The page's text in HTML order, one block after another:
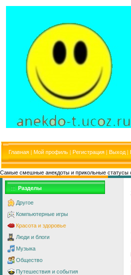
Главная | Мой профиль | Регистрация | Выход |
Самые смешные анекдоты и прикольные статусы
Разделы
Другое
Компьютерные игры
Красота и здоровье
Люди и блоги
Музыка
Общество
Путешествия и события